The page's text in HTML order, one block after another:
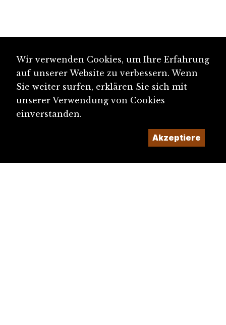
Wir verwenden Cookies, um Ihre Erfahrung
auf unserer Website zu verbessern. Wenn
Sie weiter surfen, erklären Sie sich mit
unserer Verwendung von Cookies
einverstanden.
Akzeptiere